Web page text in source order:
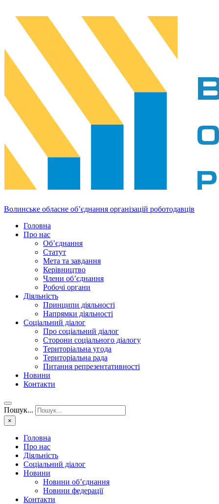
Волинське обласне об’єднання організацій роботодавців
Головна
Про нас
Об’єднання
Статут
Мета та завдання
Керівництво
Члени об’єднання
Робочі органи
Діяльність
Принципи діяльності
Напрямки діяльності
Соціальний діалог
Про соціальний діалог
Сторони соціального діалогу
Територіальна угода
Територіальна рада
Питання репрезентативності
Новини
Контакти
Пошук...
×
Головна
Про нас
Діяльність
Соціальний діалог
Новини
Новини об’єднання
Новини федерації
Контакти